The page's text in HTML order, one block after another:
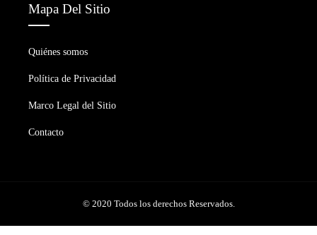
Mapa Del Sitio
Quiénes somos
Política de Privacidad
Marco Legal del Sitio
Contacto
© 2020 Todos los derechos Reservados.